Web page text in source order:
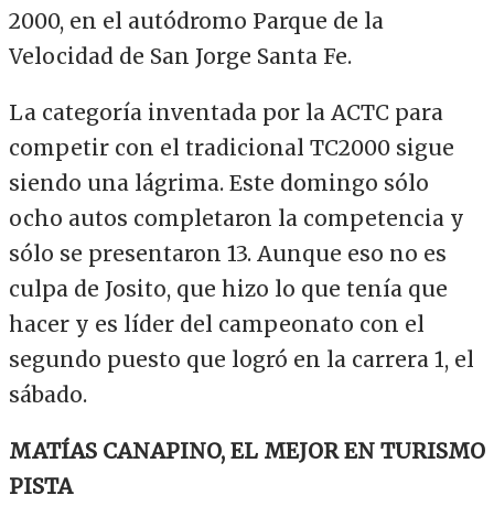
2000, en el autódromo Parque de la
Velocidad de San Jorge Santa Fe.
La categoría inventada por la ACTC para
competir con el tradicional TC2000 sigue
siendo una lágrima. Este domingo sólo
ocho autos completaron la competencia y
sólo se presentaron 13. Aunque eso no es
culpa de Josito, que hizo lo que tenía que
hacer y es líder del campeonato con el
segundo puesto que logró en la carrera 1, el
sábado.
MATÍAS CANAPINO, EL MEJOR EN TURISMO
PISTA